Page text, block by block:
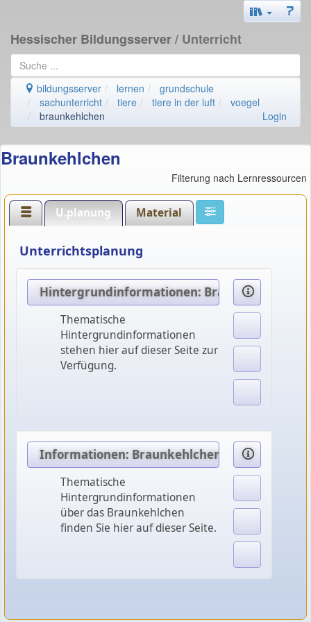
Hessischer Bildungsserver/ Unterricht
bildungsserver lernen
grundschule
sachunterricht
tiere tiere in der luft
voegel
braunkehlchen
Login
Braunkehlchen
Filterung nach Lernressourcen
U.planung Material
Unterrichtsplanung
Hintergrundinformationen: Braunkehlchen
Thematische
Hintergrundinformationen
stehen hier auf dieser Seite zur
Verfügung.
Informationen: Braunkehlchen
Thematische
Hintergrundinformationen
über das Braunkehlchen
finden Sie hier auf dieser Seite.